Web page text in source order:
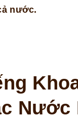
nước.